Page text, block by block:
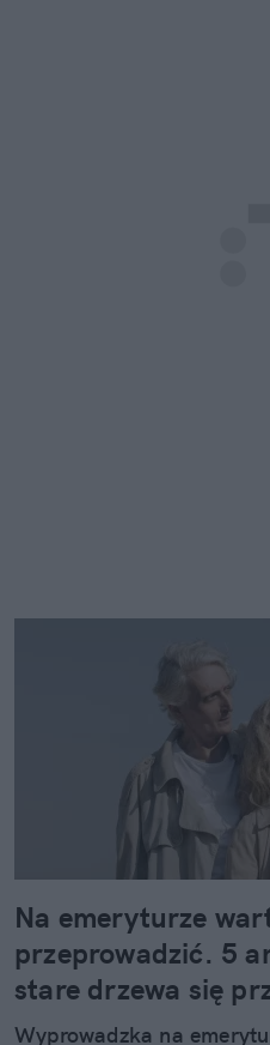
Na emeryturze
przeprowadzić. 5
stare drzewa się
Wyprowadzka na